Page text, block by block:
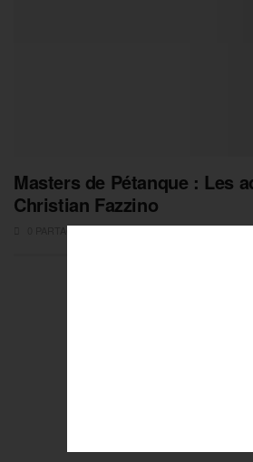
Masters de Pétanque : Les
Christian Fazzino
0 PARTAGES